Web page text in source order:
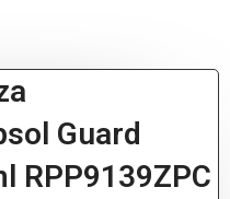
Guard
RPP9139ZPC